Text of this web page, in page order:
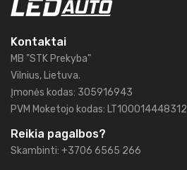
Kontaktai
MB "STK Prekyba"
Vilnius, Lietuva.
Įmonės kodas: 305916943
PVM Moketojo kodas: LT100014448312
Reikia pagalbos?
Skambinti: +3706 6565 266